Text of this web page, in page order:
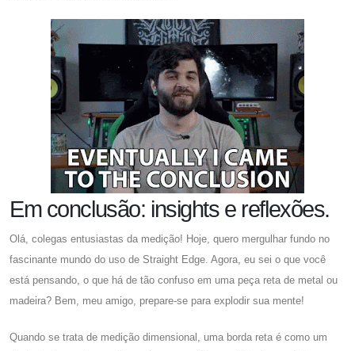
Em conclusão: insights e reflexões.
Olá, colegas entusiastas da medição! Hoje, quero mergulhar fundo no
fascinante mundo do uso de Straight Edge. Agora, eu sei o que você
está pensando, o que há de tão confuso em uma peça reta de metal ou
madeira? Bem, meu amigo, prepare-se para explodir sua mente!
Quando se trata de medição dimensional, uma borda reta é como um